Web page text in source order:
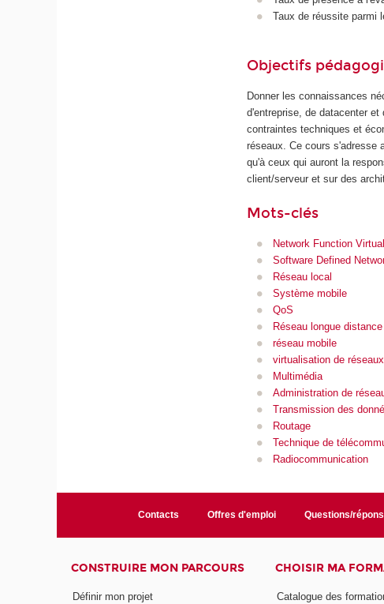
Taux de réussite parmi
Objectifs
Donner les connaissances
d'entreprise, de datacenter
contraintes techniques et
réseaux. Ce cours s'adresse
qu'à ceux qui auront la
client/serveur et sur des
Mots-clés
Network Function
Software Defined
Réseau local
Système mobile
QoS
Réseau longue distance
réseau mobile
virtualisation de réseaux
Multimédia
Administration de
Transmission des
Routage
Technique de
Radiocommunication
Contacts Offres d'emploi Questions/
CONSTRUIRE MON PARCOURS
Définir mon projet
CHOISIR MA
Catalogue des